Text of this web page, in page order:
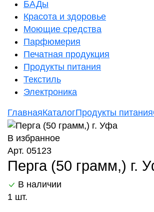
БАДы
Красота и здоровье
Моющие средства
Парфюмерия
Печатная продукция
Продукты питания
Текстиль
Электроника
ГлавнаяКаталогПродукты питания
В избранное
Арт. 05123
Перга (50 грамм,) г.
В наличии
1 шт.